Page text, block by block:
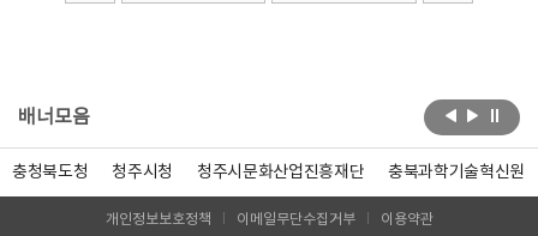
배너모음
충청북도청 청주시청 청주시문화산업진흥재단 충북과학기술혁신원
개인정보보호정책 이메일무단수집거부 이용약관